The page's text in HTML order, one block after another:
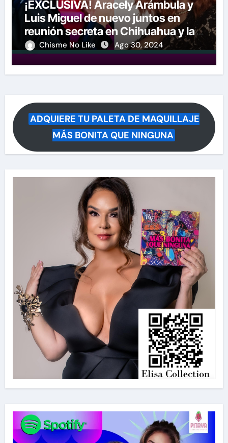
¡EXCLUSIVA! Aracely Arámbula y
Luis Miguel de nuevo juntos en
reunión secreta en Chihuahua y las
imágenes dicen todo
Chisme No Like Ago 30, 2024
ADQUIERE TU PALETA DE MAQUILLAJE
MÁS BONITA QUE NINGUNA